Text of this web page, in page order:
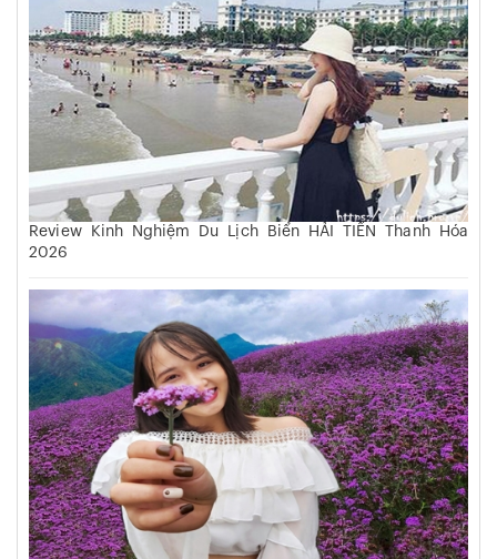
Review Kinh Nghiệm Du Lịch Biển HẢI TIẾN Thanh Hóa
2026